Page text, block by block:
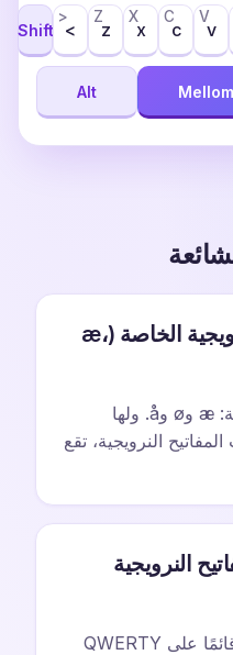
Shift <
>
z
Z
x
X
c
C
v
V
Alt
كيف أكتب الأحرف النرويجية الخاصة (æ،
للنرويجية ثلاثة أحرف إضافية: æ وø وå. ولها
النرويجية، تقع
النرويجية
تستخدم النرويجية تخطيطًا قائمًا على QWERTY